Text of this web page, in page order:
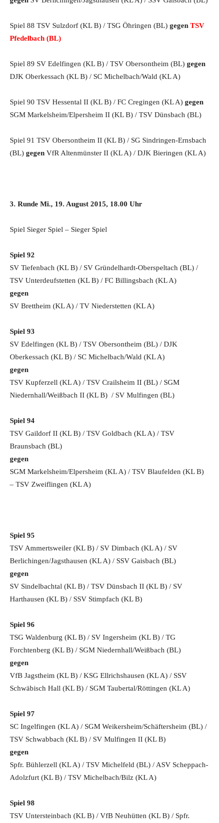
Spiel 88 TSV Sulzdorf (KL B) / TSG Öhringen (BL) gegen TSV
Pfedelbach (BL)
Spiel 89 SV Edelfingen (KL B) / TSV Obersontheim (BL) gegen
DJK Oberkessach (KL B) / SC Michelbach/Wald (KL A)
Spiel 90 TSV Hessental II (KL B) / FC Cregingen (KL A) gegen
SGM Markelsheim/Elpersheim II (KL B) / TSV Dünsbach (BL)
Spiel 91 TSV Obersontheim II (KL B) / SG Sindringen-Ernsbach
(BL) gegen VfR Altenmünster II (KL A) / DJK Bieringen (KL A)
3. Runde Mi., 19. August 2015, 18.00 Uhr
Spiel Sieger Spiel – Sieger Spiel
Spiel 92
SV Tiefenbach (KL B) / SV Gründelhardt-Oberspeltach (BL) /
TSV Unterdeufstetten (KL B) / FC Billingsbach (KL A)
gegen
SV Brettheim (KL A) / TV Niederstetten (KL A)
Spiel 93
SV Edelfingen (KL B) / TSV Obersontheim (BL) / DJK
Oberkessach (KL B) / SC Michelbach/Wald (KL A)
gegen
TSV Kupferzell (KL A) / TSV Crailsheim II (BL) / SGM
Niedernhall/Weißbach II (KL B) / SV Mulfingen (BL)
Spiel 94
TSV Gaildorf II (KL B) / TSV Goldbach (KL A) / TSV
Braunsbach (BL)
gegen
SGM Markelsheim/Elpersheim (KL A) / TSV Blaufelden (KL B)
– TSV Zweiflingen (KL A)
Spiel 95
TSV Ammertsweiler (KL B) / SV Dimbach (KL A) / SV
Berlichingen/Jagsthausen (KL A) / SSV Gaisbach (BL)
gegen
SV Sindelbachtal (KL B) / TSV Dünsbach II (KL B) / SV
Harthausen (KL B) / SSV Stimpfach (KL B)
Spiel 96
TSG Waldenburg (KL B) / SV Ingersheim (KL B) / TG
Forchtenberg (KL B) / SGM Niedernhall/Weißbach (BL)
gegen
VfB Jagstheim (KL B) / KSG Ellrichshausen (KL A) / SSV
Schwäbisch Hall (KL B) / SGM Taubertal/Röttingen (KL A)
Spiel 97
SC Ingelfingen (KL A) / SGM Weikersheim/Schäftersheim (BL) /
TSV Schwabbach (KL B) / SV Mulfingen II (KL B)
gegen
Spfr. Bühlerzell (KL A) / TSV Michelfeld (BL) / ASV Scheppach-
Adolzfurt (KL B) / TSV Michelbach/Bilz (KL A)
Spiel 98
TSV Untersteinbach (KL B) / VfB Neuhütten (KL B) / Spfr.